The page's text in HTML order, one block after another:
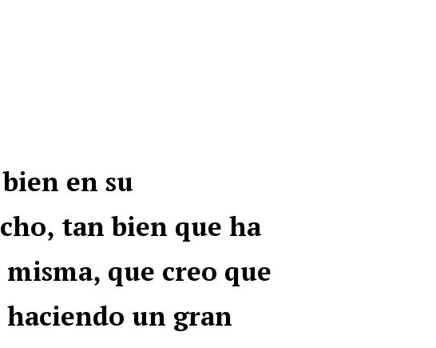
en su
tan bien que ha
que creo que
haciendo un gran